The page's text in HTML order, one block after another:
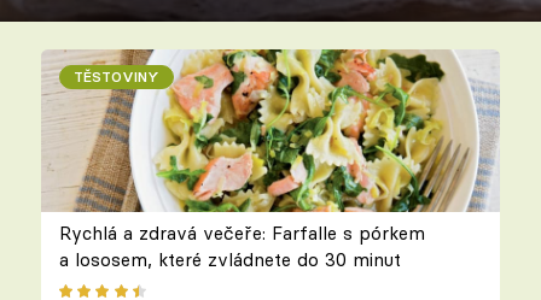
TĚSTOVINY
Rychlá a zdravá večeře: Farfalle s pórkem
a lososem, které zvládnete do 30 minut